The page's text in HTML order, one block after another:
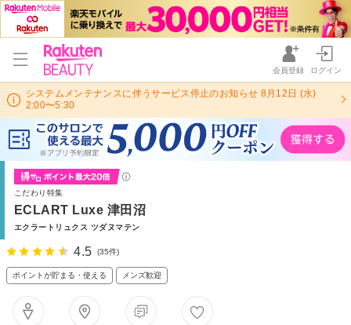
会員登録 ログイン
システムメンテナンスに伴うサービス停止のお知らせ 8月12日 (水)
2:00〜5:30
こだわり特集
ECLART Luxe 津田沼
エクラートリュクス ツダヌマテン
4.5 (35件)
ポイントが貯まる・使える メンズ歓迎